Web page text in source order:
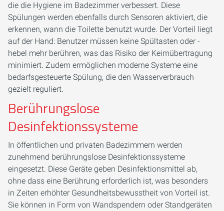
die die Hygiene im Badezimmer verbessert. Diese
Spülungen werden ebenfalls durch Sensoren aktiviert, die
erkennen, wann die Toilette benutzt wurde. Der Vorteil liegt
auf der Hand: Benutzer müssen keine Spültasten oder -
hebel mehr berühren, was das Risiko der Keimübertragung
minimiert. Zudem ermöglichen moderne Systeme eine
bedarfsgesteuerte Spülung, die den Wasserverbrauch
gezielt reguliert.
Berührungslose
Desinfektionssysteme
In öffentlichen und privaten Badezimmern werden
zunehmend berührungslose Desinfektionssysteme
eingesetzt. Diese Geräte geben Desinfektionsmittel ab,
ohne dass eine Berührung erforderlich ist, was besonders
in Zeiten erhöhter Gesundheitsbewusstheit von Vorteil ist.
Sie können in Form von Wandspendern oder Standgeräten